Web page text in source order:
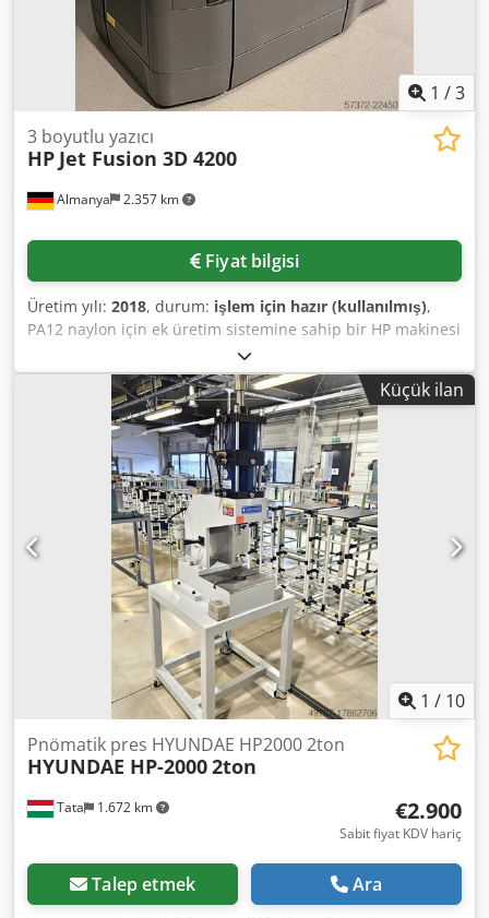
1 /3
Almanya 2.357 km
3 boyutlu yazıcı
HP Jet Fusion 3D 4200
Fiyat bilgisi
Üretim yılı: 2018, durum: işlem için hazır (kullanılmış),
PA12 naylon için ek üretim sistemine sahip bir HP makinesi
ve ilgili aksesuarlar mevcuttur. Baskı teknolojisi: Çoklu Jet
Füzyon, yapı alanı boyutları X/Y/Z: 380mm/284mm/380mm,
malzeme: PA12 (Naylon 12), makine boyutları X/Y/Z:
yaklaşık 2250mm/1250mm/1450mm, ağırlık: yaklaşık 750kg,
çalışma saati: yaklaşık 16300 saat. HP toz hazırlama
istasyonu, 3 adet HP yapı ünitesi, 3 adet baskı kafası, 2
adet ısıtma lambası ve 5 adet füzyon lambası dahildir.
Belgeler mevcuttur. Yerinde inceleme yapmak
mümkündür. Credpfx Adszqfwtewof
Küçük ilan
1 / 10
Tata 1.672 km
Pnömatik pres HYUNDAE HP2000 2ton
HYUNDAE HP-20002ton
€2.900
Sabit fiyat KDV hariç
Talep etmek Ara